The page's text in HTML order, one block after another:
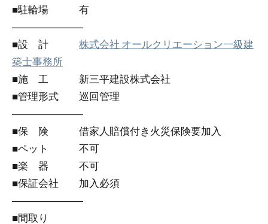
■駐輪場 有
―――――――
■設 計 株式会社 オールクリエーション一級建
築士事務所
■施 工 新三平建設株式会社
■管理形式 巡回管理
―――――――
■保 険 借家人賠償付き火災保険要加入
■ペット 不可
■楽 器 不可
■保証会社 加入必須
―――――――
■間取り